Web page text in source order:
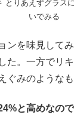
とりあえずグラス
いでみる
ンを味見して
た。一方でリ
ぐみのような
と高めなの